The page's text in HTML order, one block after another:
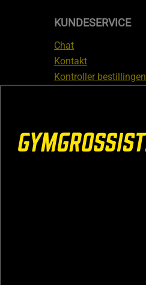
KUNDESERVICE
Chat
Kontakt
Kontroller bestillingen